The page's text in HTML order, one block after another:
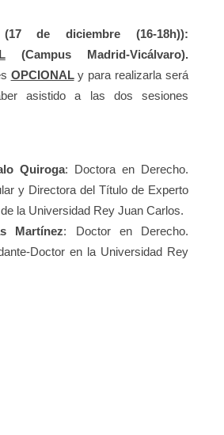
de diciembre (16-18h)):
(Campus Madrid-Vicálvaro).
OPCIONAL y para realizarla será
asistido a las dos sesiones
Quiroga: Doctora en Derecho.
y Directora del Título de Experto
la Universidad Rey Juan Carlos.
Martínez: Doctor en Derecho.
Doctor en la Universidad Rey